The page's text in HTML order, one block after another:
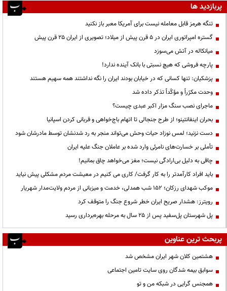
پربازدید ها
تنگه هرمز قابل معامله نیست برای آمریکا معبر باز نکنید
گستره امپراتوری ایران در ۵ قرن پیش از میلاد؛ تصویری از ایران ۲۵ قرن پیش
میانکاله در آتش می‌سوزد
پارچه فروشی که هیچ نسبتی با بانک آینده ندارد!
پزشکیان: تنها کسانی که در خیابان بودند ایران را نگه نداشتند همه سهیم هستند
وحدت مکرّراً و مؤکّداً تذکر داده شد
ماجرای نصب سنگ مزار اکبر عبدی چیست؟
بحران اینفانتینو؛ از طرح جنجالی تا اتهام باج‌خواهی و قربانی کردن اسپانیا
دست نزنید؛ لمس نوزاد حیات وحش می‌تواند منجر به رد شدنشان توسط مادرشان شود
تأملی بر خسارت‌های نامرئی وارد شده بر عاملان جنگ علیه ایران
چاقی به دلیل بی‌ارادگی نیست؛ مغز می‌خواهد چاق بمانیم!
باید افراد کارآمدتر را به کار گرفت/ کاری می کنیم در معیشت مردم مشکلی پیش نیاید
موکب شهدای رزکان؛ ۱۵۲ شب همدلی، خدمت و میزبانی از مردم ولایت‌مدار شهریار
رویترز: هشدار صریح ایران خطر شروع جنگ را متوقف کرد
پل شهرستان پل‌سفید پس از ۲۵ سال به مرحله بهره‌برداری رسید
پربحث ترین عناوین
هشتمین کلان شهر ایران مشخص شد
سوابق بیمه شدگان روی سایت تامین اجتماعی
همجنس گرایی در شبکه من و تو